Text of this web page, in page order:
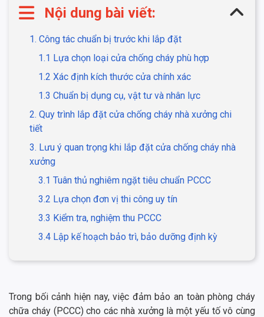
Nội dung bài viết:
1. Công tác chuẩn bị trước khi lắp đặt
1.1 Lựa chọn loại cửa chống cháy phù hợp
1.2 Xác định kích thước cửa chính xác
1.3 Chuẩn bị dụng cụ, vật tư và nhân lực
2. Quy trình lắp đặt cửa chống cháy nhà xưởng chi
tiết
3. Lưu ý quan trọng khi lắp đặt cửa chống cháy nhà
xưởng
3.1 Tuân thủ nghiêm ngặt tiêu chuẩn PCCC
3.2 Lựa chọn đơn vị thi công uy tín
3.3 Kiểm tra, nghiệm thu PCCC
3.4 Lập kế hoạch bảo trì, bảo dưỡng định kỳ
Trong bối cảnh hiện nay, việc đảm bảo an toàn phòng cháy
chữa cháy (PCCC) cho các nhà xưởng là một yếu tố vô cùng